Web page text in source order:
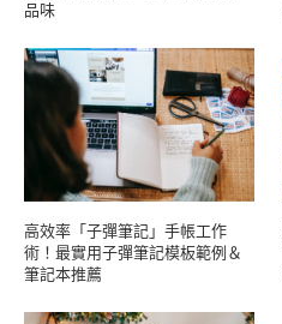
品味
高效率「子彈筆記」手帳工作
術！最實用子彈筆記模板範例＆
筆記本推薦